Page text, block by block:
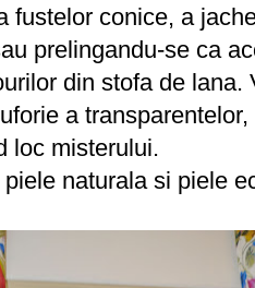
fustelor conice, a
prelingandu-se ca
din stofa de lana.
a
loc misterului.
piele naturala si piele